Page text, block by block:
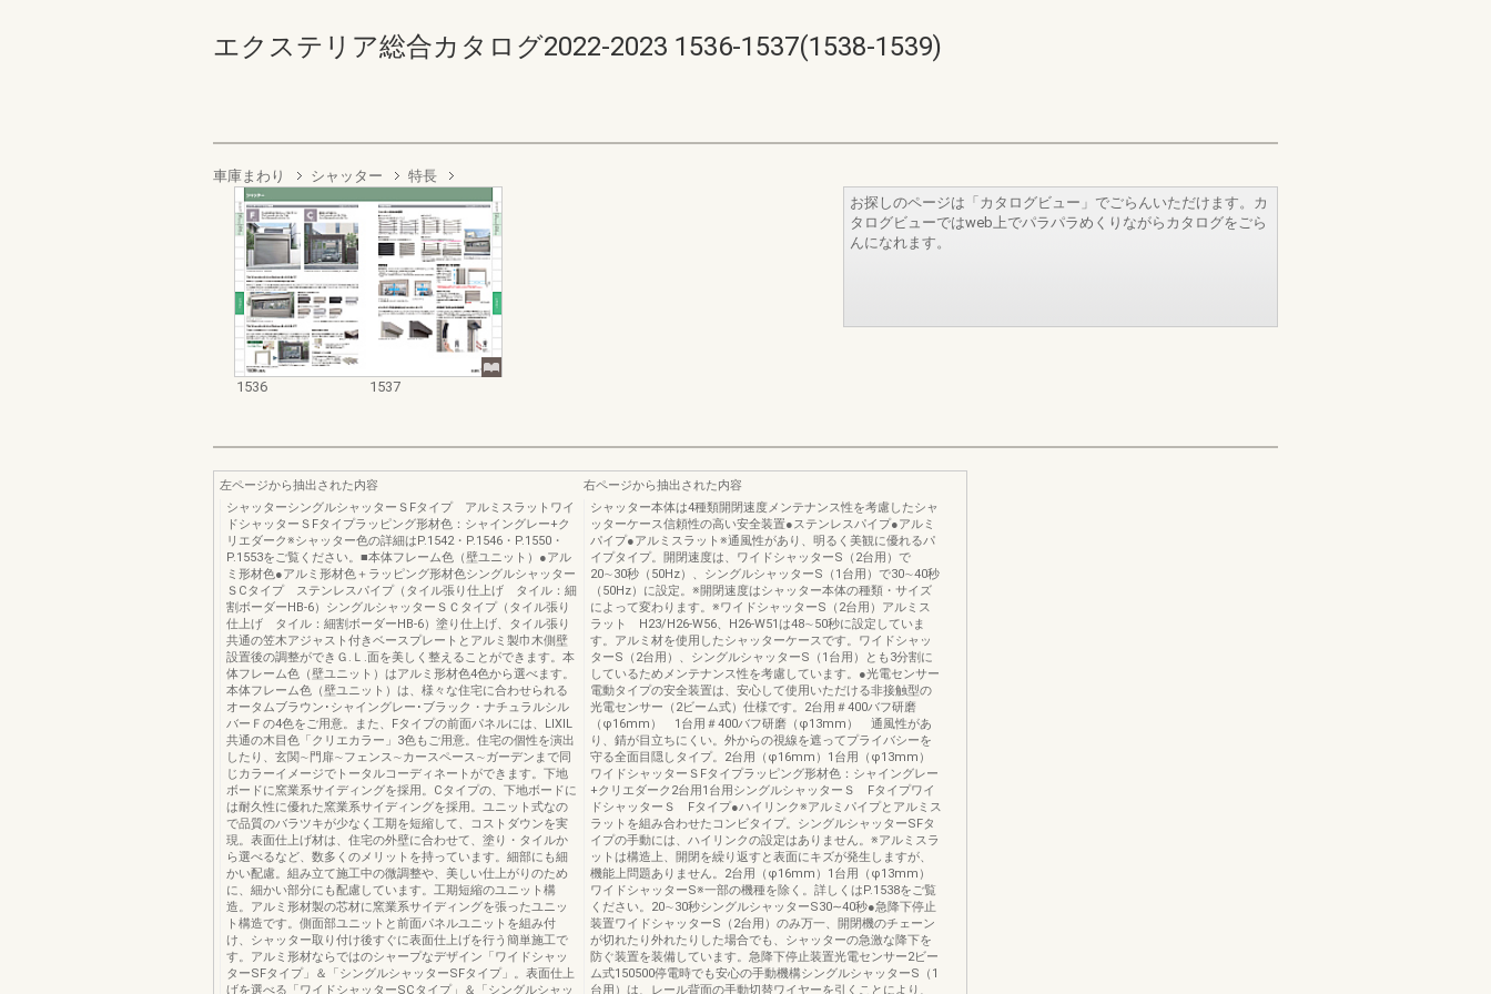
エクステリア総合カタログ2022-2023 1536-1537(1538-1539)
車庫まわり シャッター 特長
1536 1537
お探しのページは「カタログビュー」でごらんいただけます。カ
タログビューではweb上でパラパラめくりながらカタログをごら
んになれます。
左ページから抽出された内容
シャッターシングルシャッターＳFタイプ アルミスラットワイ
ドシャッターＳFタイプラッピング形材色：シャイングレー+ク
リエダーク※シャッター色の詳細はP.1542・P.1546・P.1550・
P.1553をご覧ください。■本体フレーム色（壁ユニット）●アル
ミ形材色●アルミ形材色＋ラッピング形材色シングルシャッター
ＳCタイプ ステンレスパイプ（タイル張り仕上げ タイル：細
割ボーダーHB-6）シングルシャッターＳＣタイプ（タイル張り
仕上げ タイル：細割ボーダーHB-6）塗り仕上げ、タイル張り
共通の笠木アジャスト付きベースプレートとアルミ製巾木側壁
設置後の調整ができＧ.Ｌ.面を美しく整えることができます。本
体フレーム色（壁ユニット）はアルミ形材色4色から選べます。
本体フレーム色（壁ユニット）は、様々な住宅に合わせられる
オータムブラウン･シャイングレー･ブラック・ナチュラルシル
バーＦの4色をご用意。また、Fタイプの前面パネルには、LIXIL
共通の木目色「クリエカラー」3色もご用意。住宅の個性を演出
したり、玄関∼門扉∼フェンス∼カースペース∼ガーデンまで同
じカラーイメージでトータルコーディネートができます。下地
ボードに窯業系サイディングを採用。Cタイプの、下地ボードに
は耐久性に優れた窯業系サイディングを採用。ユニット式なの
で品質のバラツキが少なく工期を短縮して、コストダウンを実
現。表面仕上げ材は、住宅の外壁に合わせて、塗り・タイルか
ら選べるなど、数多くのメリットを持っています。細部にも細
かい配慮。組み立て施工中の微調整や、美しい仕上がりのため
に、細かい部分にも配慮しています。工期短縮のユニット構
造。アルミ形材製の芯材に窯業系サイディングを張ったユニッ
ト構造です。側面部ユニットと前面パネルユニットを組み付
け、シャッター取り付け後すぐに表面仕上げを行う簡単施工で
す。アルミ形材ならではのシャープなデザイン「ワイドシャッ
ターSFタイプ」＆「シングルシャッターSFタイプ」。表面仕上
げを選べる「ワイドシャッターSCタイプ」＆「シングルシャッ
右ページから抽出された内容
シャッター本体は4種類開閉速度メンテナンス性を考慮したシャ
ッターケース信頼性の高い安全装置●ステンレスパイプ●アルミ
パイプ●アルミスラット※通風性があり、明るく美観に優れるパ
イプタイプ。開閉速度は、ワイドシャッターS（2台用）で
20∼30秒（50Hz）、シングルシャッターS（1台用）で30∼40秒
（50Hz）に設定。※開閉速度はシャッター本体の種類・サイズ
によって変わります。※ワイドシャッターS（2台用）アルミス
ラット H23/H26-W56、H26-W51は48∼50秒に設定していま
す。アルミ材を使用したシャッターケースです。ワイドシャッ
ターS（2台用）、シングルシャッターS（1台用）とも3分割に
しているためメンテナンス性を考慮しています。●光電センサー
電動タイプの安全装置は、安心して使用いただける非接触型の
光電センサー（2ビーム式）仕様です。2台用＃400バフ研磨
（φ16mm） 1台用＃400バフ研磨（φ13mm） 通風性があ
り、錆が目立ちにくい。外からの視線を遮ってプライバシーを
守る全面目隠しタイプ。2台用（φ16mm）1台用（φ13mm）
ワイドシャッターＳFタイプラッピング形材色：シャイングレー
+クリエダーク2台用1台用シングルシャッターＳ Fタイプワイ
ドシャッターＳ Fタイプ●ハイリンク※アルミパイプとアルミス
ラットを組み合わせたコンビタイプ。シングルシャッターSFタ
イプの手動には、ハイリンクの設定はありません。※アルミスラ
ットは構造上、開閉を繰り返すと表面にキズが発生しますが、
機能上問題ありません。2台用（φ16mm）1台用（φ13mm）
ワイドシャッターS※一部の機種を除く。詳しくはP.1538をご覧
ください。20∼30秒シングルシャッターS30∼40秒●急降下停止
装置ワイドシャッターS（2台用）のみ万一、開閉機のチェーン
が切れたり外れたりした場合でも、シャッターの急激な降下を
防ぐ装置を装備しています。急降下停止装置光電センサー2ビー
ム式150500停電時でも安心の手動機構シングルシャッターS（1
台用）は、レール背面の手動切替ワイヤーを引くことにより、